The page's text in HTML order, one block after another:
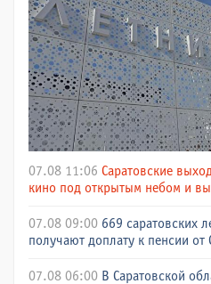
07.08 11:06 Саратовские
кино под открытым небом и
07.08 09:00 669 саратовских
получают доплату к пенсии от
07.08 06:00 В Саратовской